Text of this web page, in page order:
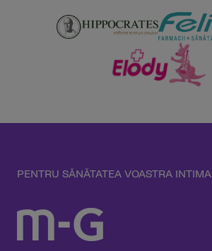
PENTRU SĂNĂTATEA VOASTRA INTIMA